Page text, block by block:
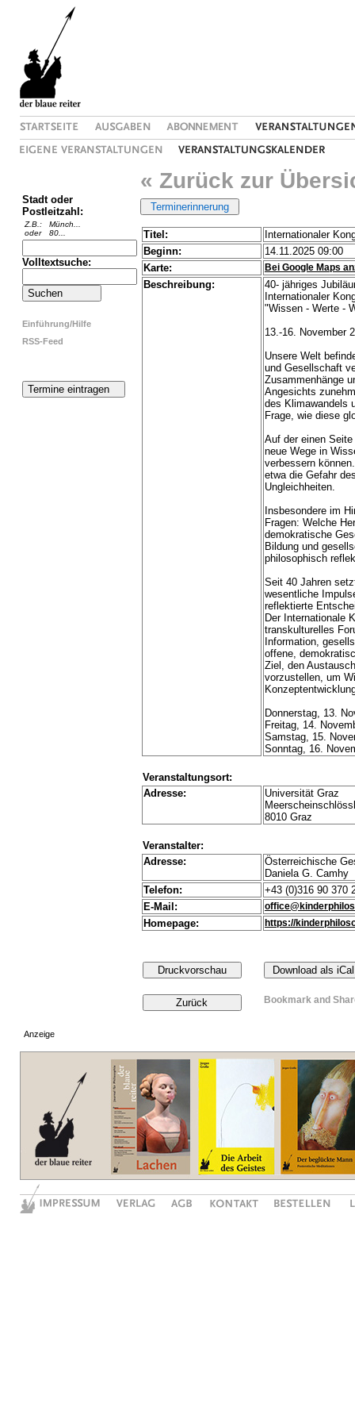
Stadt oder
Postleitzahl:
Z.B.:
oder
Münch...
80...
Volltextsuche:
Einführung/Hilfe
RSS-Feed
« Zurück zur
Titel:
Internationaler
Beginn:
14.11.2025 09:00
Karte:
Bei Google Maps
Beschreibung:
40- jähriges
Internationaler
"Wissen - Werte -
13.-16. November
Unsere Welt
und Gesellschaft
Zusammenhänge
Angesichts
des Klimawandels
Frage, wie diese
Auf der einen
neue Wege in
verbessern
etwa die Gefahr
Ungleichheiten.
Insbesondere im
Fragen: Welche
demokratische
Bildung und
philosophisch
Seit 40 Jahren
wesentliche
reflektierte
Der Internationale
transkulturelles
Information,
offene,
Ziel, den
vorzustellen, um
Donnerstag, 13.
Freitag, 14.
Samstag, 15.
Sonntag, 16.
Veranstaltungsort:
Adresse:
Universität Graz
8010 Graz
Veranstalter:
Adresse:
Österreichische
Daniela G. Camhy
Telefon:
+43 (0)316 90 370
E-Mail:
Homepage: https://
Anzeige